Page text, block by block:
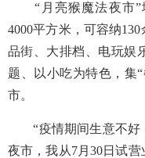
“月亮猴魔法夜市”
4000平方米，可容纳
品街、大排档、电玩娱
题、以小吃为特色，集
市。
“疫情期间生意不好
夜市，我从7月30日试